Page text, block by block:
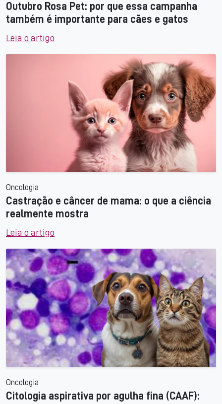
Outubro Rosa Pet: por que essa campanha
também é importante para cães e gatos
Leia o artigo
Oncologia
Castração e câncer de mama: o que a ciência
realmente mostra
Leia o artigo
Oncologia
Citologia aspirativa por agulha fina (CAAF):